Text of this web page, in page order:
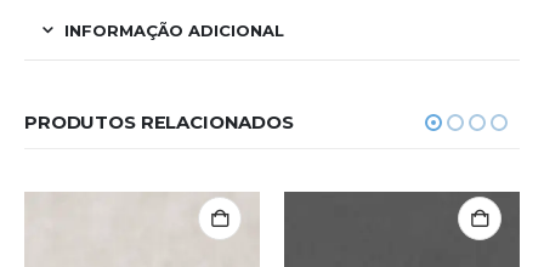
INFORMAÇÃO ADICIONAL
PRODUTOS RELACIONADOS